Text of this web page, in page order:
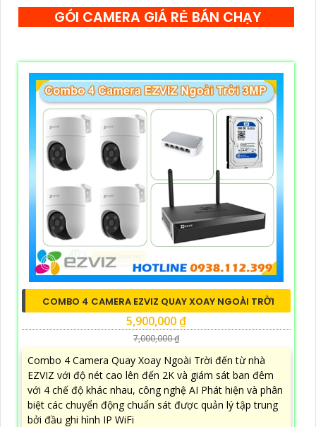
GÓI CAMERA GIÁ RẺ BÁN CHẠY
COMBO 4 CAMERA EZVIZ QUAY XOAY NGOÀI TRỜI
5,900,000 ₫
7,000,000 ₫
Combo 4 Camera Quay Xoay Ngoài Trời đến từ nhà
EZVIZ với độ nét cao lên đến 2K và giám sát ban đêm
với 4 chế độ khác nhau, công nghệ AI Phát hiện và phân
biệt các chuyển động chuẩn sát được quản lý tập trung
bởi đầu ghi hình IP WiFi